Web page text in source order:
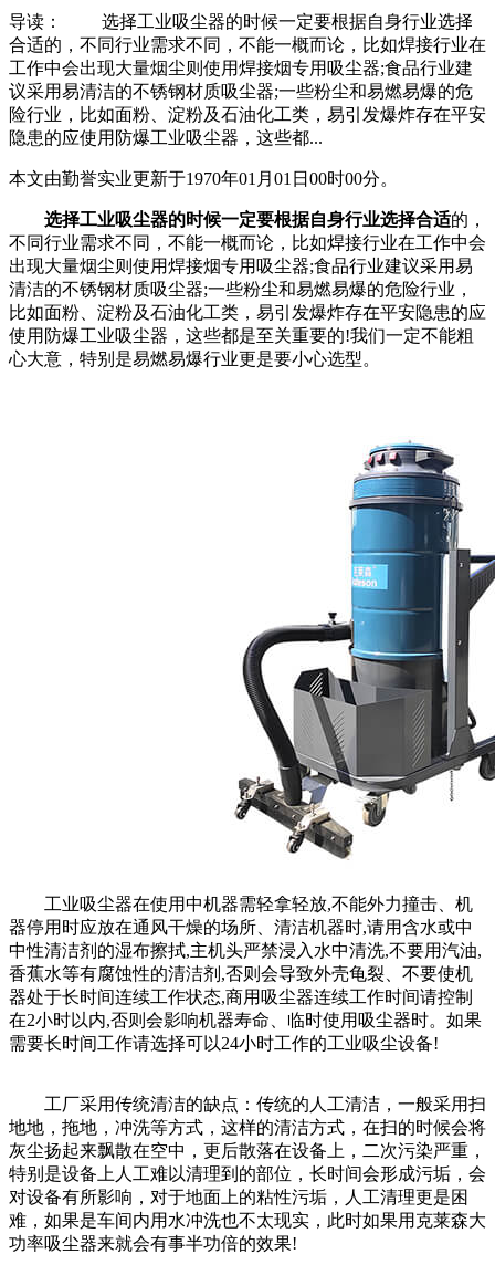
导读： 选择工业吸尘器的时候一定要根据自身行业选择
合适的，不同行业需求不同，不能一概而论，比如焊接行业在
工作中会出现大量烟尘则使用焊接烟专用吸尘器;食品行业建
议采用易清洁的不锈钢材质吸尘器;一些粉尘和易燃易爆的危
险行业，比如面粉、淀粉及石油化工类，易引发爆炸存在平安
隐患的应使用防爆工业吸尘器，这些都...
本文由勤誉实业更新于1970年01月01日00时00分。
选择工业吸尘器的时候一定要根据自身行业选择合适的，
不同行业需求不同，不能一概而论，比如焊接行业在工作中会
出现大量烟尘则使用焊接烟专用吸尘器;食品行业建议采用易
清洁的不锈钢材质吸尘器;一些粉尘和易燃易爆的危险行业，
比如面粉、淀粉及石油化工类，易引发爆炸存在平安隐患的应
使用防爆工业吸尘器，这些都是至关重要的!我们一定不能粗
心大意，特别是易燃易爆行业更是要小心选型。
工业吸尘器在使用中机器需轻拿轻放,不能外力撞击、机
器停用时应放在通风干燥的场所、清洁机器时,请用含水或中
中性清洁剂的湿布擦拭,主机头严禁浸入水中清洗,不要用汽油,
香蕉水等有腐蚀性的清洁剂,否则会导致外壳龟裂、不要使机
器处于长时间连续工作状态,商用吸尘器连续工作时间请控制
在2小时以内,否则会影响机器寿命、临时使用吸尘器时。如果
需要长时间工作请选择可以24小时工作的工业吸尘设备!
工厂采用传统清洁的缺点：传统的人工清洁，一般采用扫
地地，拖地，冲洗等方式，这样的清洁方式，在扫的时候会将
灰尘扬起来飘散在空中，更后散落在设备上，二次污染严重，
特别是设备上人工难以清理到的部位，长时间会形成污垢，会
对设备有所影响，对于地面上的粘性污垢，人工清理更是困
难，如果是车间内用水冲洗也不太现实，此时如果用克莱森大
功率吸尘器来就会有事半功倍的效果!